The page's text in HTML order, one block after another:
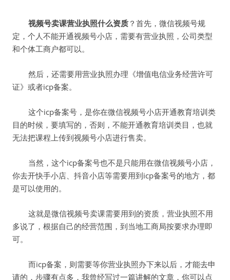
视频号卖课营业执照什么资质？首先，微信视频号规
定，个人不能开通视频号小店，需要有营业执照，公司类型
和个体工商户都可以。
然后，还需要用营业执照办理《增值电信业务经营许可
证》或者icp备案。
这个icp备案号，是你在微信视频号小店开通教育培训类
目的时候，要填写的，否则，不能开通教育培训类目，也就
无法把课程上传到视频号小店进行售卖。
当然，这个icp备案号也不是只能用在微信视频号小店，
你去开快手小店、抖音小店等需要用到icp备案号的地方，都
是可以使用的。
这就是微信视频号卖课需要用到的资质，营业执照不用
多说了，根据自己的经营范围，到当地工商局按要求办理即
可。
而icp备案，则需要等你营业执照办下来以后，才能去申
请的，步骤有点多，我曾经写过一篇讲解的文章，你可以点